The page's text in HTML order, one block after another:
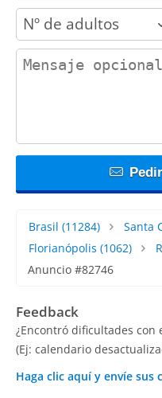
adults
contact_message
Brasil (11284) Santa
Florianópolis (1062)
Anuncio #82746
Feedback
¿Encontró dificultades con
(Ej: calendario
Haga clic aquí y envíe sus